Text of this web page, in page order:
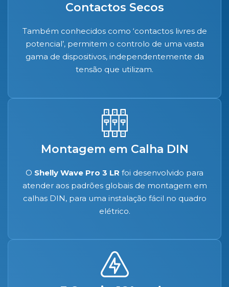
Contactos Secos
Também conhecidos como ‘contactos livres de
potencial’, permitem o controlo de uma vasta
gama de dispositivos, independentemente da
tensão que utilizam.
Montagem em Calha DIN
O Shelly Wave Pro 3 LR foi desenvolvido para
atender aos padrões globais de montagem em
calhas DIN, para uma instalação fácil no quadro
elétrico.